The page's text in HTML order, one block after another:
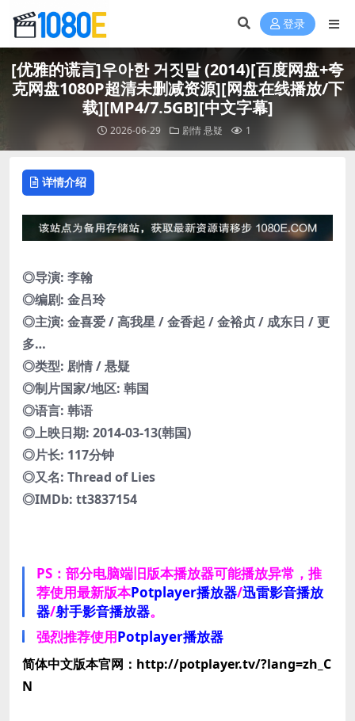
登录
[优雅的谎言]우아한 거짓말 (2014)[百度网盘+夸
克网盘1080P超清未删减资源][网盘在线播放/下
载][MP4/7.5GB][中文字幕]
2026-06-29 剧情悬疑 1
详情介绍
◎导演: 李翰
◎编剧: 金吕玲
◎主演: 金喜爱 / 高我星 / 金香起 / 金裕贞 / 成东日 / 更
多…
◎类型: 剧情 / 悬疑
◎制片国家/地区: 韩国
◎语言: 韩语
◎上映日期: 2014-03-13(韩国)
◎片长: 117分钟
◎又名: Thread of Lies
◎IMDb: tt3837154
PS：部分电脑端旧版本播放器可能播放异常，推
荐使用最新版本Potplayer播放器/迅雷影音播放
器/射手影音播放器。
强烈推荐使用Potplayer播放器
简体中文版本官网：http://potplayer.tv/?lang=zh_C
N